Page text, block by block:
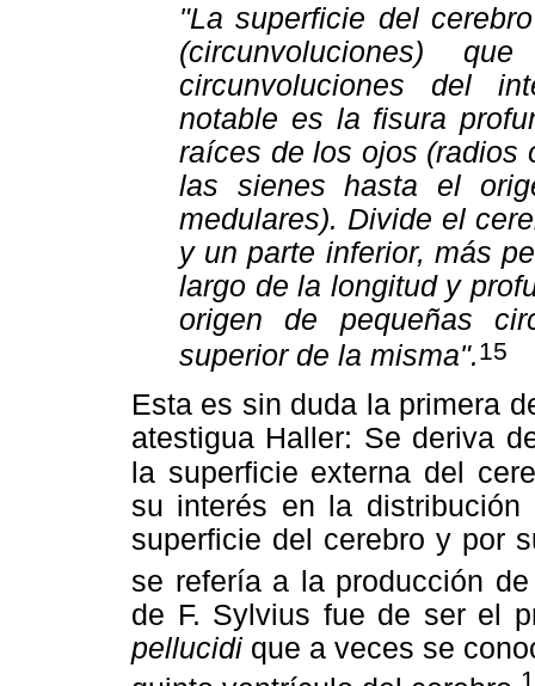
"La superficie del
(circunvoluciones)
circunvoluciones del
notable es la fisura
raíces de los ojos (radios
las sienes hasta el
medulares). Divide el
y un parte inferior, más
largo de la longitud y
origen de pequeñas
superior de la misma". 15
Esta es sin duda la primera
atestigua Haller: Se deriva
la superficie externa del
su interés en la
superficie del cerebro y por
se refería a la producción
de F. Sylvius fue de ser el
pellucidi que a veces se